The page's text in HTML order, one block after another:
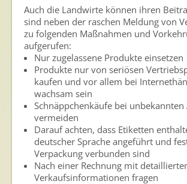
Auch die Landwirte können ihren
sind neben der raschen Meldung von
zu folgenden Maßnahmen und
aufgerufen:
Nur zugelassene Produkte einsetzen
Produkte nur von seriösen
kaufen und vor allem bei
wachsam sein
Schnäppchenkäufe bei unbekannten
vermeiden
Darauf achten, dass Etiketten
deutscher Sprache angeführt und
Verpackung verbunden sind
Nach einer Rechnung mit
Verkaufsinformationen fragen